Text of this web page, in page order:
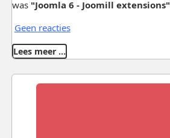
was "Joomla 6 - Joomill extensions"
Geen reacties
Lees meer …